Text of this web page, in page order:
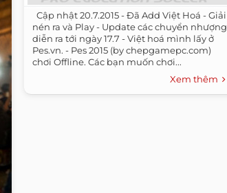
​ ​ Cập nhật 20.7.2015 - Đã Add Việt Hoá - Giải
nén ra và Play - Update các chuyển nhượng
diễn ra tới ngày 17.7 - Việt hoá mình lấy ở
Pes.vn. - Pes 2015 (by chepgamepc.com)
chơi Offline. Các bạn muốn chơi...
Xem thêm